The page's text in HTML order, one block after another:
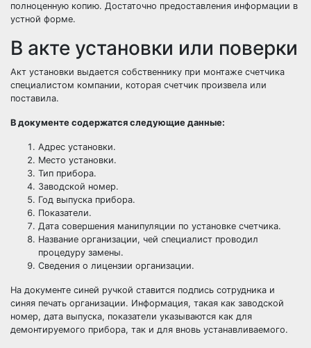
полноценную копию. Достаточно предоставления информации в
устной форме.
В акте установки или поверки
Акт установки выдается собственнику при монтаже счетчика
специалистом компании, которая счетчик произвела или
поставила.
В документе содержатся следующие данные:
Адрес установки.
Место установки.
Тип прибора.
Заводской номер.
Год выпуска прибора.
Показатели.
Дата совершения манипуляции по установке счетчика.
Название организации, чей специалист проводил
процедуру замены.
Сведения о лицензии организации.
На документе синей ручкой ставится подпись сотрудника и
синяя печать организации. Информация, такая как заводской
номер, дата выпуска, показатели указываются как для
демонтируемого прибора, так и для вновь устанавливаемого.